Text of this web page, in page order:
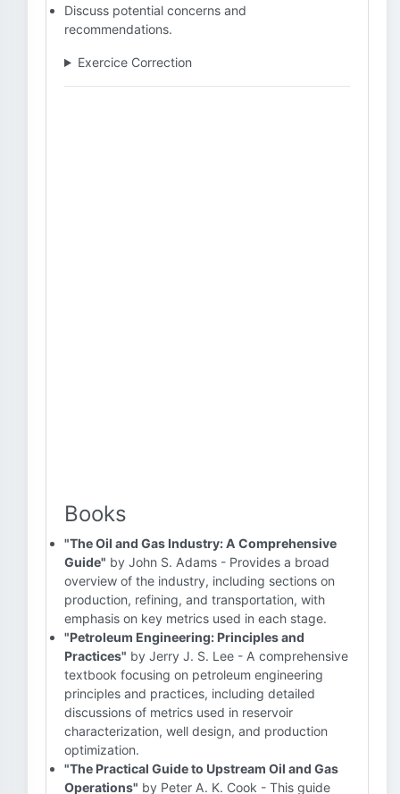
Discuss potential concerns and
recommendations.
Exercice Correction
Books
"The Oil and Gas Industry: A Comprehensive
Guide" by John S. Adams - Provides a broad
overview of the industry, including sections on
production, refining, and transportation, with
emphasis on key metrics used in each stage.
"Petroleum Engineering: Principles and
Practices" by Jerry J. S. Lee - A comprehensive
textbook focusing on petroleum engineering
principles and practices, including detailed
discussions of metrics used in reservoir
characterization, well design, and production
optimization.
"The Practical Guide to Upstream Oil and Gas
Operations" by Peter A. K. Cook - This guide